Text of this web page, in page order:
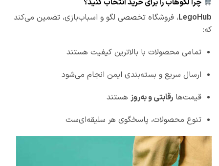
چرا لگوهاب را برای خرید انتخاب کنید؟
LegoHub، فروشگاه تخصصی لگو و اسباب‌بازی، تضمین می‌کند
که:
تمامی محصولات با بالاترین کیفیت هستند
ارسال سریع و بسته‌بندی ایمن انجام می‌شود
قیمت‌هارقابتی و به‌روزهستند
تنوع محصولات، پاسخگوی هر سلیقه‌ای‌ست